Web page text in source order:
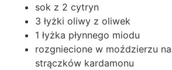
sok z 2 cytryn
3 łyżki oliwy z oliwek
1 łyżka płynnego miodu
rozgniecione w moździerzu
strączków kardamonu